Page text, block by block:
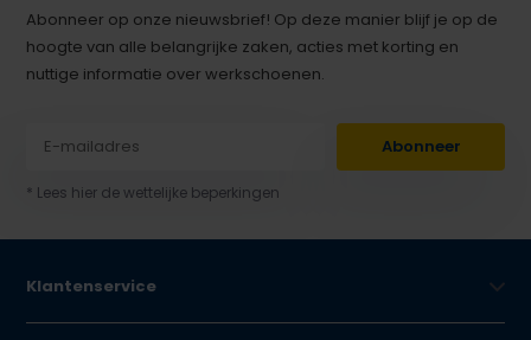
Abonneer op onze nieuwsbrief! Op deze manier blijf je op de
hoogte van alle belangrijke zaken, acties met korting en
nuttige informatie over werkschoenen.
Abonneer
* Lees hier de wettelijke beperkingen
Klantenservice